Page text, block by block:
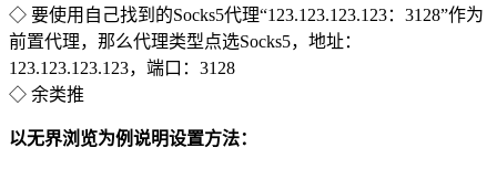
◇ 要使用自己找到的Socks5代理“123.123.123.123：3128”作为
前置代理，那么代理类型点选Socks5，地址：
123.123.123.123，端口：3128
◇ 余类推
以无界浏览为例说明设置方法：